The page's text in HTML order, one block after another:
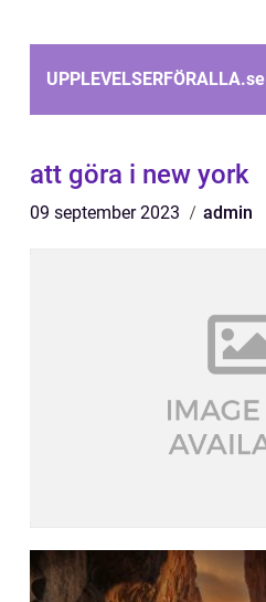
UPPLEVELSERFÖRALLA.se
att göra i new york
09 september 2023 admin